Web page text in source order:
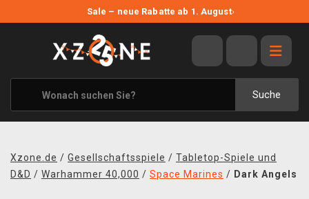
Sale – neue Rabatte ab 1. August›
Suche
ANGEBOTE
ALLE MARKEN
XZONE ORIGINALS
KLEIDUNG & ACCESSOIRES
BÜCHER & COMICS
Xzone.de / Gesellschaftsspiele / Tabletop-Spiele und
D&D / Warhammer 40,000 / Space Marines / Dark Angels